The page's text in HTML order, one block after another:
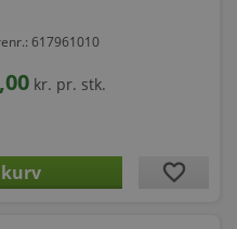
617961010
kr. pr. stk.
favorite